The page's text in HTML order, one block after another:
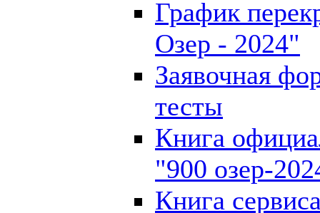
График
Озер - 2024"
Заявочная
тесты
Книга
"900 озер-
Книга